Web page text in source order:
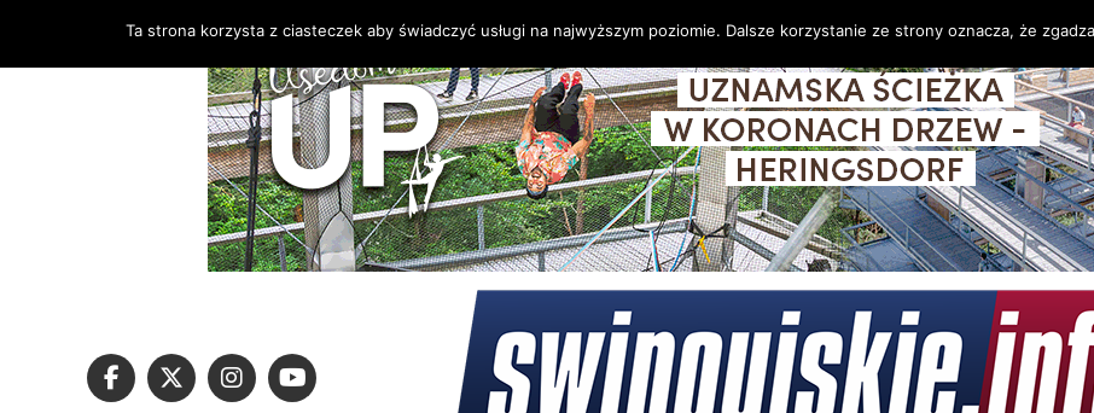
Ta strona korzysta z ciasteczek aby świadczyć usługi na najwyższym poziomie. Dalsze korzystanie ze strony oznacza, że